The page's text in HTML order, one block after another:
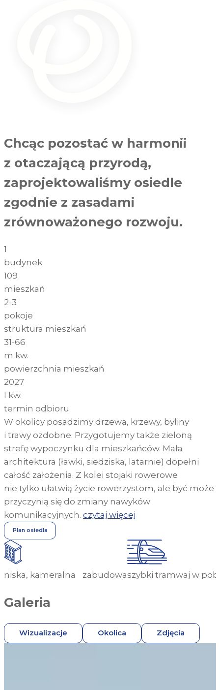
Chcąc pozostać w harmonii
z otaczającą przyrodą,
zaprojektowaliśmy osiedle
zgodnie z zasadami
zrównoważonego rozwoju.
1
budynek
109
mieszkań
2-3
pokoje
struktura mieszkań
31-66
m kw.
powierzchnia mieszkań
2027
I kw.
termin odbioru
W okolicy posadzimy drzewa, krzewy, byliny
i trawy ozdobne. Przygotujemy także zieloną
strefę wypoczynku dla mieszkańców. Mała
architektura (ławki, siedziska, latarnie) dopełni
całość założenia. Z kolei stojaki rowerowe
nie tylko ułatwią życie rowerzystom, ale być może
przyczynią się do zmiany nawyków
komunikacyjnych. czytaj więcej
Plan osiedla
niska, kameralna zabudowaszybki tramwaj w
Galeria
Wizualizacje Okolica Zdjęcia